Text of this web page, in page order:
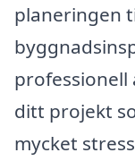
planeringen
professionell
ditt projekt
mycket